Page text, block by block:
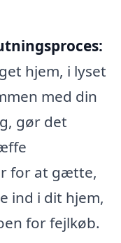
hjem, i lyset
med din
gør det
for at gætte,
ind i dit hjem,
for fejlkøb.